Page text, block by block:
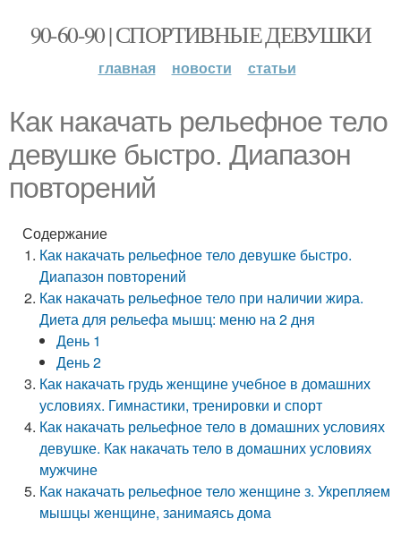
90-60-90 | СПОРТИВНЫЕ ДЕВУШКИ
главная новости статьи
Как накачать рельефное тело
девушке быстро. Диапазон
повторений
Содержание
Как накачать рельефное тело девушке быстро.
Диапазон повторений
Как накачать рельефное тело при наличии жира.
Диета для рельефа мышц: меню на 2 дня
День 1
День 2
Как накачать грудь женщине учебное в домашних
условиях. Гимнастики, тренировки и спорт
Как накачать рельефное тело в домашних условиях
девушке. Как накачать тело в домашних условиях
мужчине
Как накачать рельефное тело женщине з. Укрепляем
мышцы женщине, занимаясь дома